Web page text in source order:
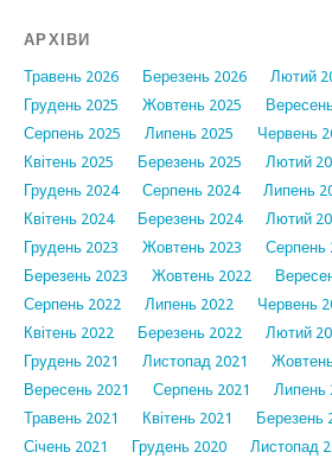
АРХІВИ
Травень 2026 Березень 2026 Лютий
Грудень 2025
Жовтень 2025
Серпень 2025
Липень 2025 Червень
Квітень 2025
Березень 2025 Лютий
Грудень 2024
Серпень 2024 Липень
Квітень 2024
Березень 2024 Лютий
Грудень 2023
Жовтень 2023 Серпень
Березень 2023
Жовтень 2022
Серпень 2022
Липень 2022 Червень
Квітень 2022
Березень 2022 Лютий
Грудень 2021
Листопад 2021
Вересень 2021
Серпень 2021 Липень
Травень 2021
Квітень 2021 Березень
Січень 2021
Грудень 2020 Листопад